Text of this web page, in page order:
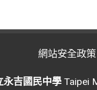
網站安全政策
永吉國民中學Taipei